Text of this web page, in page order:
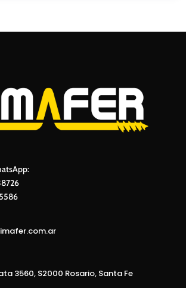
3560, S2000 Rosario, Santa Fe